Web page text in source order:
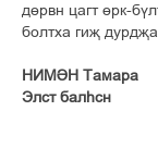
дґрвн цагт ґрк-
болтха гиљ
НИМІН Тамара
Элст балєсн